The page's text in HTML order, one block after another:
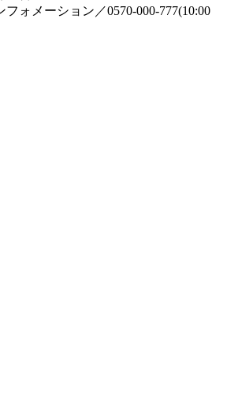
ォメーション／0570-000-777(10:00